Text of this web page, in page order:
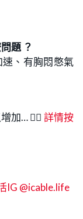
題 ？
、有胸悶憋氣
加… 👉🏻 詳情按
IG @icable.life